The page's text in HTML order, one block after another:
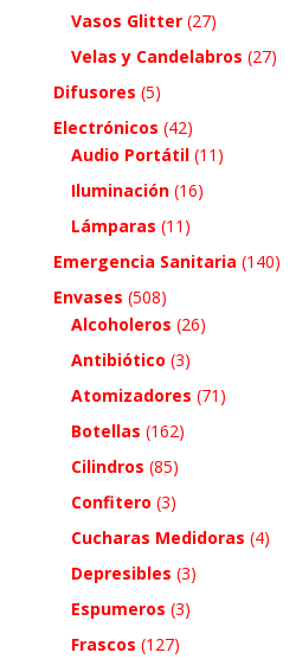
Vasos Glitter (27)
Velas y Candelabros (27)
Difusores (5)
Electrónicos (42)
Audio Portátil (11)
Iluminación (16)
Lámparas (11)
Emergencia Sanitaria (140)
Envases (508)
Alcoholeros (26)
Antibiótico (3)
Atomizadores (71)
Botellas (162)
Cilindros (85)
Confitero (3)
Cucharas Medidoras (4)
Depresibles (3)
Espumeros (3)
Frascos (127)